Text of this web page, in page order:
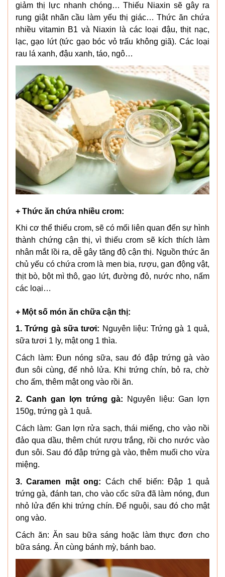
giảm thị lực nhanh chóng… Thiếu Niaxin sẽ gây ra
rung giật nhãn cầu làm yếu thị giác… Thức ăn chứa
nhiều vitamin B1 và Niaxin là các loại đậu, thịt nạc,
lạc, gạo lứt (tức gạo bóc vỏ trấu không giã). Các loại
rau lá xanh, đậu xanh, táo, ngô…
+ Thức ăn chứa nhiều crom:
Khi cơ thể thiếu crom, sẽ có mối liên quan đến sự hình
thành chứng cận thị, vì thiếu crom sẽ kích thích làm
nhân mắt lồi ra, dễ gây tăng độ cận thị. Nguồn thức ăn
chủ yếu có chứa crom là men bia, rượu, gan động vật,
thịt bò, bột mì thô, gạo lứt, đường đỏ, nước nho, nấm
các loại…
+ Một số món ăn chữa cận thị:
1. Trứng gà sữa tươi: Nguyên liệu: Trứng gà 1 quả,
sữa tươi 1 ly, mật ong 1 thìa.
Cách làm: Đun nóng sữa, sau đó đập trứng gà vào
đun sôi cùng, để nhỏ lửa. Khi trứng chín, bỏ ra, chờ
cho ấm, thêm mật ong vào rồi ăn.
2. Canh gan lợn trứng gà: Nguyên liệu: Gan lợn
150g, trứng gà 1 quả.
Cách làm: Gan lợn rửa sạch, thái miếng, cho vào nồi
đảo qua dầu, thêm chút rượu trắng, rồi cho nước vào
đun sôi. Sau đó đập trứng gà vào, thêm muối cho vừa
miệng.
3. Caramen mật ong: Cách chế biến: Đập 1 quả
trứng gà, đánh tan, cho vào cốc sữa đã làm nóng, đun
nhỏ lửa đến khi trứng chín. Để nguội, sau đó cho mật
ong vào.
Cách ăn: Ăn sau bữa sáng hoặc làm thực đơn cho
bữa sáng. Ăn cùng bánh mỳ, bánh bao.